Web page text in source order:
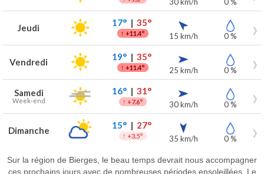
Jeudi 17°| 35°
↑ +11.4° 15 km/h 0 %
Vendredi 19°| 35°
↑ +11.4° 25 km/h 0 %
Samedi
Week-end
16°| 31°
↑ +7.6° 30 km/h 0 %
Dimanche 15°| 27°
↑ +3.5° 35 km/h 0 %
Sur la région de Bierges, le beau temps devrait nous accompagner
ces prochains jours avec de nombreuses périodes ensoleillées. Le